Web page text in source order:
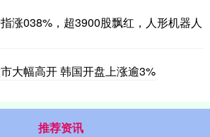
涨038%，超3900股飘红，人形机器人
大幅高开 韩国开盘上涨逾3%
推荐资讯